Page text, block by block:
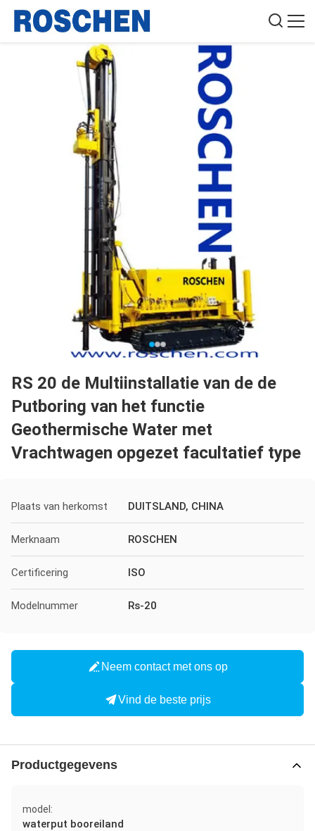
RS 20 de Multiinstallatie van de de
Putboring van het functie
Geothermische Water met
Vrachtwagen opgezet facultatief type
Plaats van herkomst DUITSLAND, CHINA
Merknaam ROSCHEN
Certificering ISO
Modelnummer Rs-20
Neem contact met ons op
Vind de beste prijs
Productgegevens
model:
waterput booreiland